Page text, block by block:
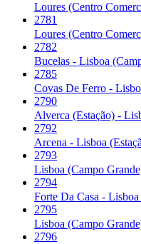
Loures (Centro
2781
Loures (Centro
2782
Bucelas - Lisboa
2785
Covas De Ferro -
2790
Alverca (Estação) -
2792
Arcena - Lisboa
2793
Lisboa (Campo
2794
Forte Da Casa -
2795
Lisboa (Campo
2796